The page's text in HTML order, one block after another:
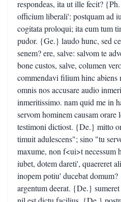
respondeas, ita ut ille fecit?
officium liberali': postquam ad
cogitata proloqui; ita eum tum
pudor. {Ge.} laudo hunc, sed
senem? ere, salve: salvom te
bone custos, salve, columen
commendavi filium hinc
omnis nos accusare audio
inmeritissimo. nam quid me in
servom hominem causam orare
testimoni dictiost. {De.} mitto
timuit adulescens"; sino "tu
maxume, non f<ui>t necessum
iubet, dotem dareti', quaereret
inopem potiu' ducebat
argentum deerat. {De.}